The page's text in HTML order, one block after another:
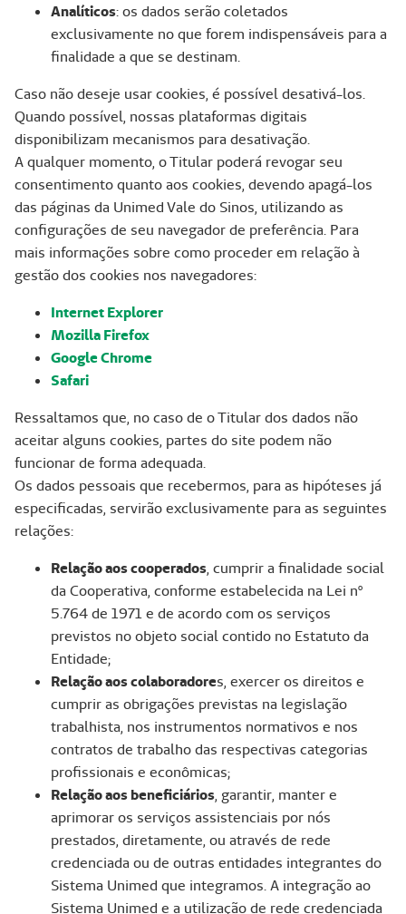
Analíticos: os dados serão coletados
exclusivamente no que forem indispensáveis para a
finalidade a que se destinam.
Caso não deseje usar cookies, é possível desativá-los.
Quando possível, nossas plataformas digitais
disponibilizam mecanismos para desativação.
A qualquer momento, o Titular poderá revogar seu
consentimento quanto aos cookies, devendo apagá-los
das páginas da Unimed Vale do Sinos, utilizando as
configurações de seu navegador de preferência. Para
mais informações sobre como proceder em relação à
gestão dos cookies nos navegadores:
Internet Explorer
Mozilla Firefox
Google Chrome
Safari
Ressaltamos que, no caso de o Titular dos dados não
aceitar alguns cookies, partes do site podem não
funcionar de forma adequada.
Os dados pessoais que recebermos, para as hipóteses já
especificadas, servirão exclusivamente para as seguintes
relações:
Relação aos cooperados, cumprir a finalidade social
da Cooperativa, conforme estabelecida na Lei nº
5.764 de 1971 e de acordo com os serviços
previstos no objeto social contido no Estatuto da
Entidade;
Relação aos colaboradores, exercer os direitos e
cumprir as obrigações previstas na legislação
trabalhista, nos instrumentos normativos e nos
contratos de trabalho das respectivas categorias
profissionais e econômicas;
Relação aos beneficiários, garantir, manter e
aprimorar os serviços assistenciais por nós
prestados, diretamente, ou através de rede
credenciada ou de outras entidades integrantes do
Sistema Unimed que integramos. A integração ao
Sistema Unimed e a utilização de rede credenciada